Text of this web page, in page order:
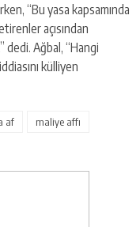
“Bu yasa kapsamında
açısından
dedi. Ağbal, “Hangi
külliyen
af
maliye affı